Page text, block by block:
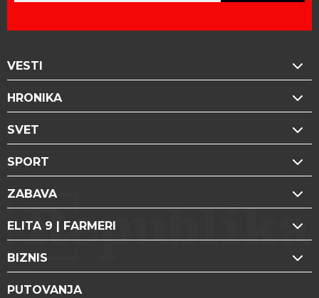
VESTI
HRONIKA
SVET
SPORT
ZABAVA
ELITA 9 | FARMERI
BIZNIS
PUTOVANJA